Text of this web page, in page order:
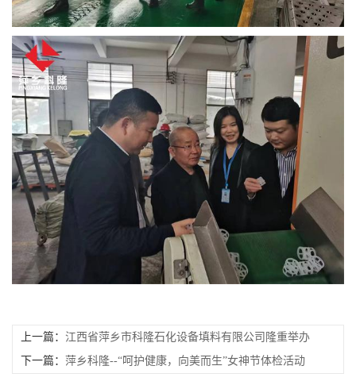
上一篇： 江西省萍乡市科隆石化设备填料有限公司隆重举办
“以书润心 与智同行”为主题的读书分享会大赛
下一篇： 萍乡科隆--“呵护健康，向美而生”女神节体检活动